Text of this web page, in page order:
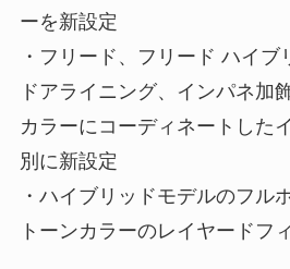
ーを新設定
・フリード、フリード ハイブ
ドアライニング、インパネ加
カラーにコーディネートした
別に新設定
・ハイブリッドモデルのフル
トーンカラーのレイヤードフ